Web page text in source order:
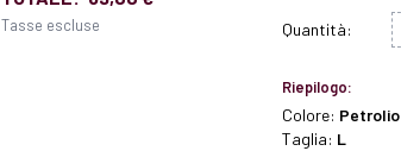
Tasse escluse Quantità:
Riepilogo:
Colore: Petrolio
Taglia: L